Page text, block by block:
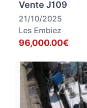
Vente J109
21/10/2025
Les Embiez
96,000.00€